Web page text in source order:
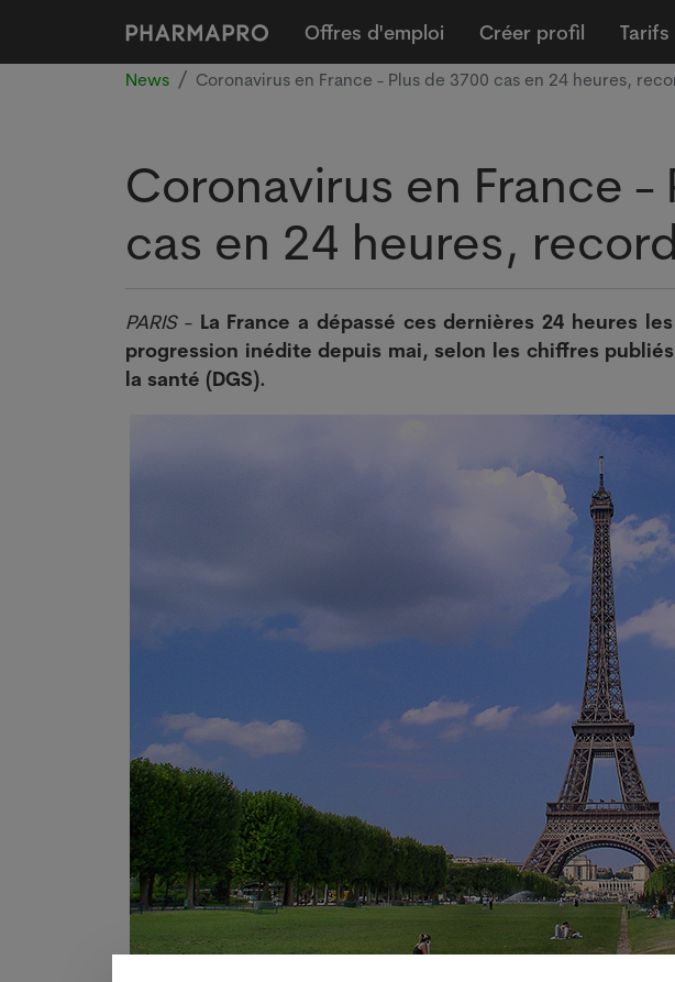
Offres d'emploi Créer profil Tarifs
News Coronavirus en France - Plus de 3700 cas en 24 heures,
Coronavirus en France -
cas en 24 heures,
PARIS- La France a dépassé ces dernières 24 heures
progression inédite depuis mai, selon les chiffres
la santé (DGS).